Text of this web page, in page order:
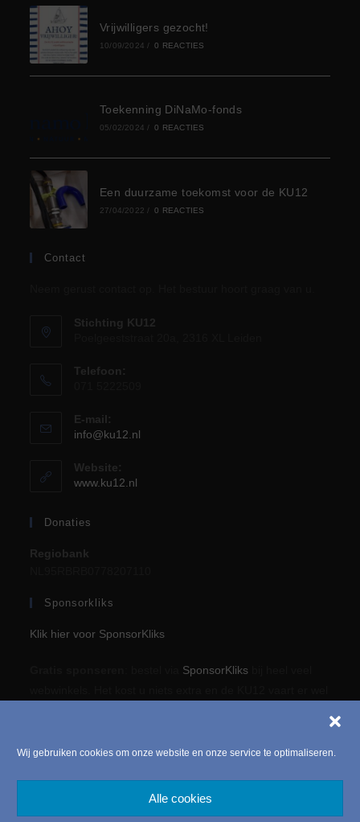
Wij gebruiken cookies om onze website en onze service te optimaliseren.
Alle cookies
Vrijwilligers gezocht!
10/09/2024 / 0 REACTIES
Toekenning DiNaMo-fonds
05/02/2024 / 0 REACTIES
Een duurzame toekomst voor de KU12
27/04/2022 / 0 REACTIES
Contact
Stichting KU12
Telefoon:
E-mail:
info@ku12.nl
Website:
www.ku12.nl
Donaties
Regiobank
Sponsorkliks
Klik hier voor SponsorKliks
SponsorKliks